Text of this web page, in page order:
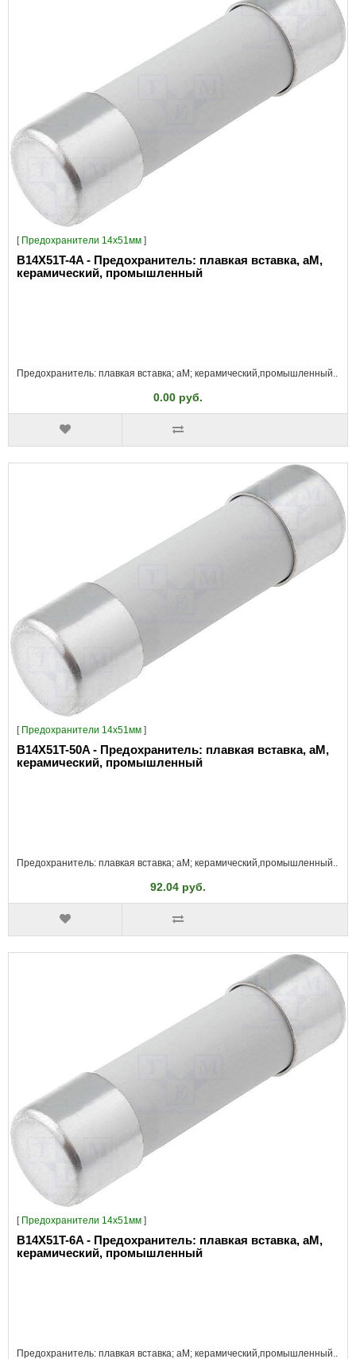
[ Предохранители 14x51мм ]
B14X51T-4A - Предохранитель: плавкая вставка, aM,
керамический, промышленный
Предохранитель: плавкая вставка; aM; керамический,промышленный..
0.00 руб.
[ Предохранители 14x51мм ]
B14X51T-50A - Предохранитель: плавкая вставка, aM,
керамический, промышленный
Предохранитель: плавкая вставка; aM; керамический,промышленный..
92.04 руб.
[ Предохранители 14x51мм ]
B14X51T-6A - Предохранитель: плавкая вставка, aM,
керамический, промышленный
Предохранитель: плавкая вставка; aM; керамический,промышленный..